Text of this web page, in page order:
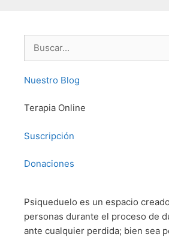
Nuestro Blog
Terapia Online
Suscripción
Donaciones
Psiqueduelo es un espacio
personas durante el proceso de
ante cualquier perdida; bien sea